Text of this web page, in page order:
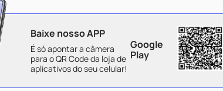
Baixe nosso APP
É só apontar a câmera
para o QR Code da loja de
aplicativos do seu celular!
Google
Play